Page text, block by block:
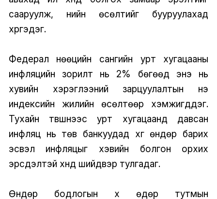
сааруулж, үнийн өсөлтийг бууруулахад
хүргэдэг.
Федерал нөөцийн сангийн урт хугацааны
инфляцийн зорилт нь 2% бөгөөд энэ нь
хувийн хэрэглээний зарцуулалтын үнэ
индексийн жилийн өсөлтөөр хэмжигддэг.
Тухайн түвшнээс урт хугацаанд давсан
инфляц нь төв банкуудад хүүг өндөр барих
эсвэл инфляцыг хэвийн болгон орхих
эрсдэлтэй хүнд шийдвэр тулгадаг.
Өндөр бодлогын хүү өдөр тутмын